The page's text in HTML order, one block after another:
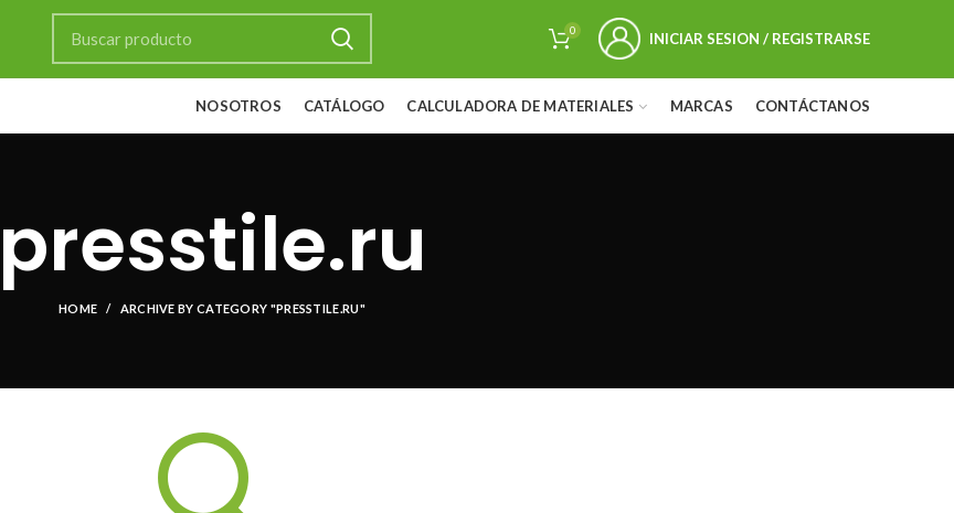
0 INICIAR SESION / REGISTRARSE
NOSOTROS CATÁLOGO CALCULADORA DE MATERIALES MARCAS CONTÁCTANOS
presstile.ru
HOME ARCHIVE BY CATEGORY "PRESSTILE.RU"